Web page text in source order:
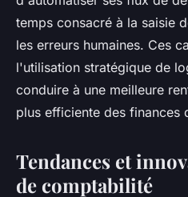
temps consacré à la saisie
les erreurs humaines. Ces
l'utilisation stratégique de
conduire à une meilleure
plus efficiente des finances
Tendances et
de comptabilité